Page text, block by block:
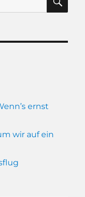
ernst
wir auf ein